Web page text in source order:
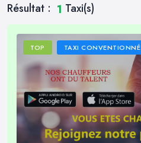
Résultat : 1 Taxi(s)
TOP TAXI CONVENTIONNÉ